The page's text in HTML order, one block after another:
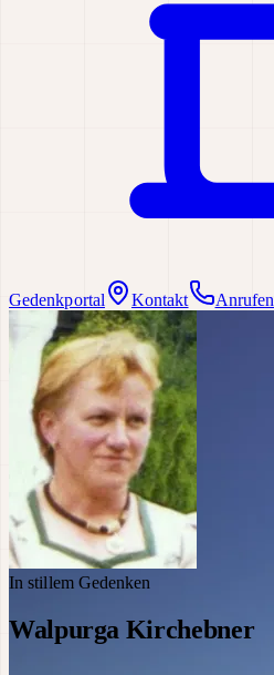
Gedenkportal Kontakt Anrufen
In stillem Gedenken
Walpurga Kirchebner